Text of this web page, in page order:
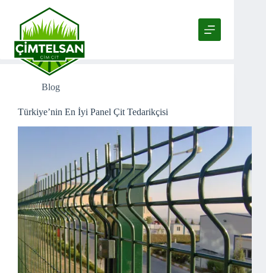
content
Tel Çit
Blog
Türkiye’nin En İyi Panel Çit Tedarikçisi